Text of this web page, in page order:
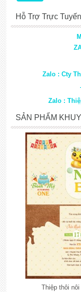
Hỗ Trợ Trực Tuyến
Zalo : Cty
Zalo :
SẢN PHẨM
Thiệp thôi